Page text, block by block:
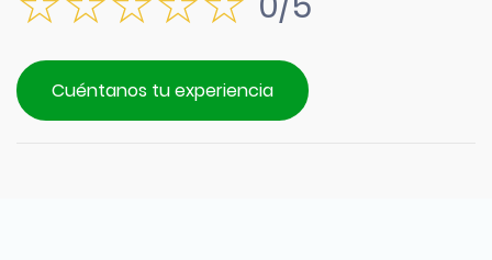
Cuéntanos tu experiencia